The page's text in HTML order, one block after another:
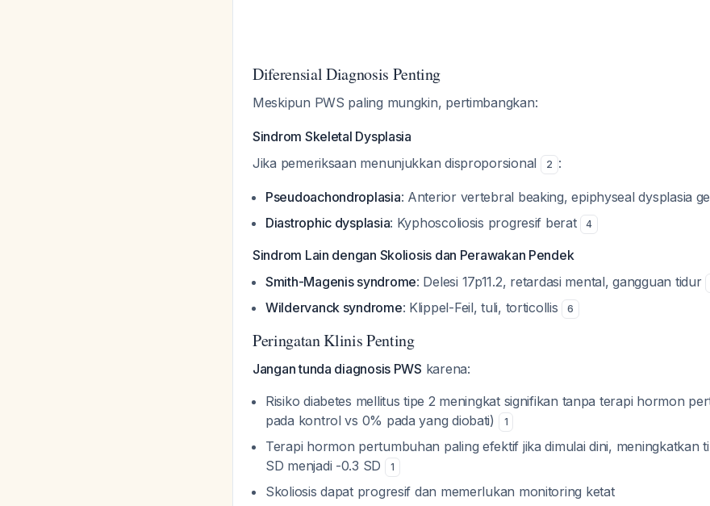
Diferensial Diagnosis Penting
Meskipun PWS paling mungkin, pertimbangkan:
Sindrom Skeletal Dysplasia
Jika pemeriksaan menunjukkan disproporsional
2 :
Pseudoachondroplasia: Anterior vertebral beaking, epiphyseal dysplasia
Diastrophic dysplasia: Kyphoscoliosis progresif berat 4
Sindrom Lain dengan Skoliosis dan Perawakan Pendek
Smith-Magenis syndrome: Delesi 17p11.2, retardasi mental, gangguan tidur
Wildervanck syndrome: Klippel-Feil, tuli, torticollis 6
Peringatan Klinis Penting
Jangan tunda diagnosis PWS karena:
Risiko diabetes mellitus tipe 2 meningkat signifikan tanpa terapi hormon
pada kontrol vs 0% pada yang diobati)
1
Terapi hormon pertumbuhan paling efektif jika dimulai dini, meningkatkan
SD menjadi -0.3 SD
1
Skoliosis dapat progresif dan memerlukan monitoring ketat